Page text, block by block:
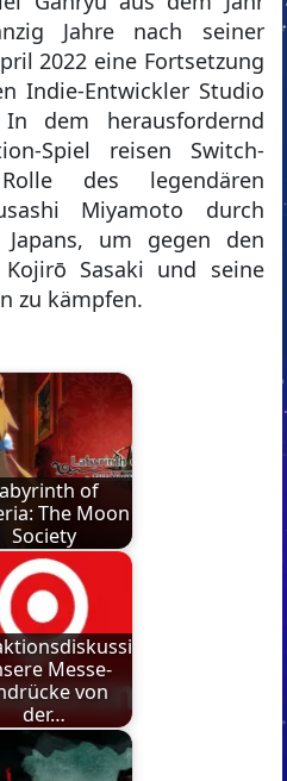
Jahre nach seiner
2022 eine Fortsetzung
Indie-Entwickler Studio
dem herausfordernd
Spiel reisen Switch-
des legendären
Miyamoto durch
Japans, um gegen den
Sasaki und seine
zu kämpfen.
of
The Moon
Society
Messe-
von
der…